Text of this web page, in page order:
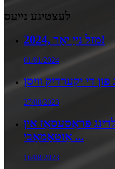
לעצטיגע נייעס
2024, מזל נייַ יאָר!
01/01/2024
27/08/2023
פּראַסעסאַז אין
אַוטאָמאָבי ...
16/08/2023